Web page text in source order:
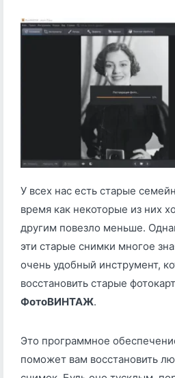
У всех нас есть старые
время как некоторые из них
другим повезло меньше.
эти старые снимки многое
очень удобный инструмент,
восстановить старые
ФотоВИНТАЖ.
Это программное
поможет вам восстановить